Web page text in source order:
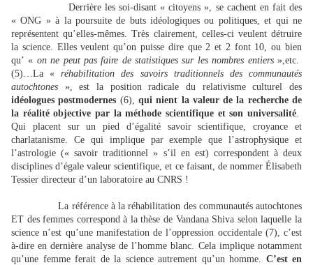
Derrière les soi-disant « citoyens », se cachent en fait des
« ONG » à la poursuite de buts idéologiques ou politiques, et qui ne
représentent qu’elles-mêmes. Très clairement, celles-ci veulent détruire
la science. Elles veulent qu’on puisse dire que 2 et 2 font 10, ou bien
qu’ « on ne peut pas faire de statistiques sur les nombres entiers»,etc.
(5)…La «réhabilitation des savoirs traditionnels des communautés
autochtones », est la position radicale du relativisme culturel des
idéologues postmodernes (6), qui nient la valeur de la recherche de
la réalité objective par la méthode scientifique et son universalité.
Qui placent sur un pied d’égalité savoir scientifique, croyance et
charlatanisme. Ce qui implique par exemple que l’astrophysique et
l’astrologie (« savoir traditionnel » s’il en est) correspondent à deux
disciplines d’égale valeur scientifique, et ce faisant, de nommer Élisabeth
Tessier directeur d’un laboratoire au CNRS !
La référence à la réhabilitation des communautés autochtones
ET des femmes correspond à la thèse de Vandana Shiva selon laquelle la
science n’est qu’une manifestation de l’oppression occidentale (7), c’est
à-dire en dernière analyse de l’homme blanc. Cela implique notamment
qu’une femme ferait de la science autrement qu’un homme. C’est en